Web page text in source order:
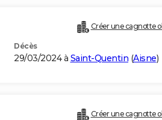
Créer une cagnotte
Décès
29/03/2024 à Saint-Quentin (Aisne)
Créer une cagnotte